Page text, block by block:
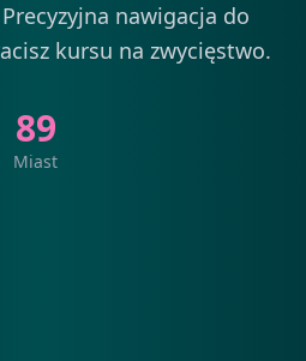
nawigacja do
kursu na zwycięstwo.
89
Miast